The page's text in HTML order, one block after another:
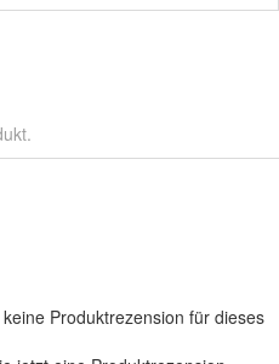
Produktrezension für dieses